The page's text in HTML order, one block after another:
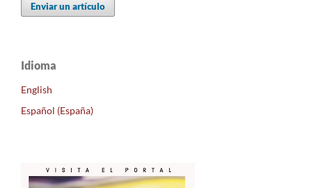
Enviar un artículo
Idioma
English
Español (España)